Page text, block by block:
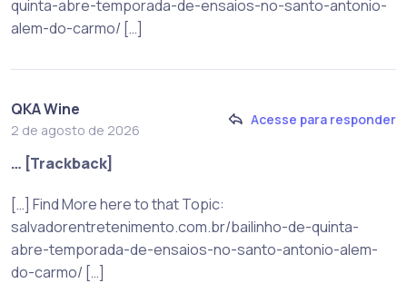
quinta-abre-temporada-de-ensaios-no-santo-antonio-
alem-do-carmo/ […]
QKA Wine
2 de agosto de 2026
Acesse para responder
… [Trackback]
[…] Find More here to that Topic:
salvadorentretenimento.com.br/bailinho-de-quinta-
abre-temporada-de-ensaios-no-santo-antonio-alem-
do-carmo/ […]